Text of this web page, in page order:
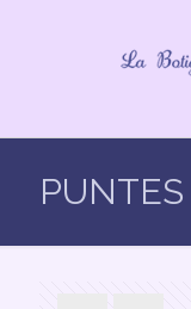
PUNTES